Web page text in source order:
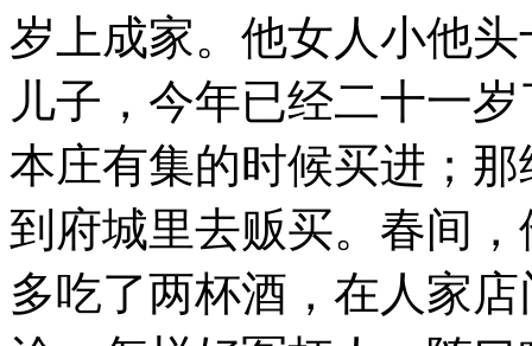
岁上成家。他女人小他
儿子，今年已经二十一
本庄有集的时候买进；
到府城里去贩买。春间
多吃了两杯酒，在人家